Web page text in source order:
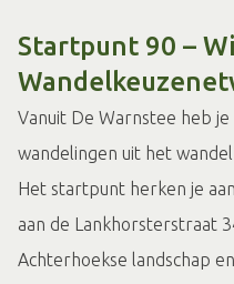
Startpunt 90 –
Vanuit De Warnstee heb
wandelingen uit het
Het startpunt herken je
aan de Lankhorsterstraat
Achterhoekse landschap